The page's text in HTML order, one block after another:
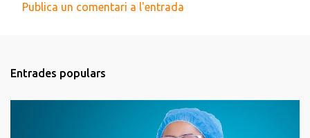
e
n
Publica un comentari a l'entrada
Entrades populars